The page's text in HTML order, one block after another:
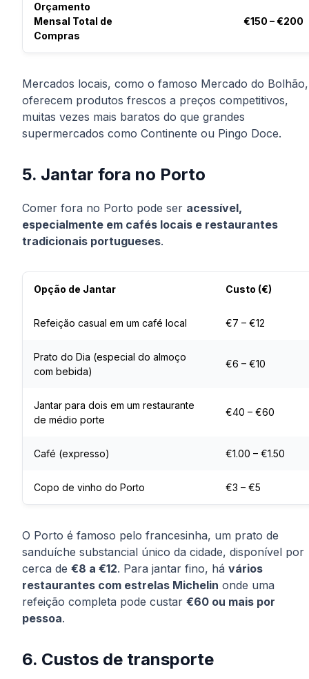
Orçamento
Mensal Total de
Compras
€150 – €200
Mercados locais, como o famoso Mercado do Bolhão,
oferecem produtos frescos a preços competitivos,
muitas vezes mais baratos do que grandes
supermercados como Continente ou Pingo Doce.
5. Jantar fora no Porto
Comer fora no Porto pode ser acessível,
especialmente em cafés locais e restaurantes
tradicionais portugueses.
Opção de Jantar Custo (€)
Refeição casual em um café local €7 – €12
Prato do Dia (especial do almoço
com bebida)
€6 – €10
Jantar para dois em um restaurante
de médio porte
€40 – €60
Café (expresso) €1.00 – €1.50
Copo de vinho do Porto €3 – €5
O Porto é famoso pelo francesinha, um prato de
sanduíche substancial único da cidade, disponível por
cerca de €8 a €12. Para jantar fino, há vários
restaurantes com estrelas Michelin onde uma
refeição completa pode custar €60 ou mais por
pessoa.
6. Custos de transporte